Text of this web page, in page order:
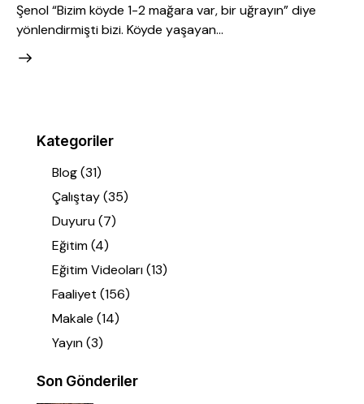
Şenol “Bizim köyde 1-2 mağara var, bir uğrayın” diye
yönlendirmişti bizi. Köyde yaşayan…
Kategoriler
Blog(31)
Çalıştay(35)
Duyuru(7)
Eğitim(4)
Eğitim Videoları(13)
Faaliyet (156)
Makale (14)
Yayın(3)
Son Gönderiler